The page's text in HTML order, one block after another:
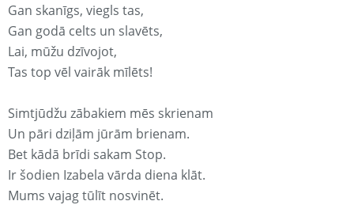
Gan skanīgs, viegls tas,
Gan godā celts un slavēts,
Lai, mūžu dzīvojot,
Tas top vēl vairāk mīlēts!
Simtjūdžu zābakiem mēs skrienam
Un pāri dziļām jūrām brienam.
Bet kādā brīdi sakam Stop.
Ir šodien Izabela vārda diena klāt.
Mums vajag tūlīt nosvinēt.